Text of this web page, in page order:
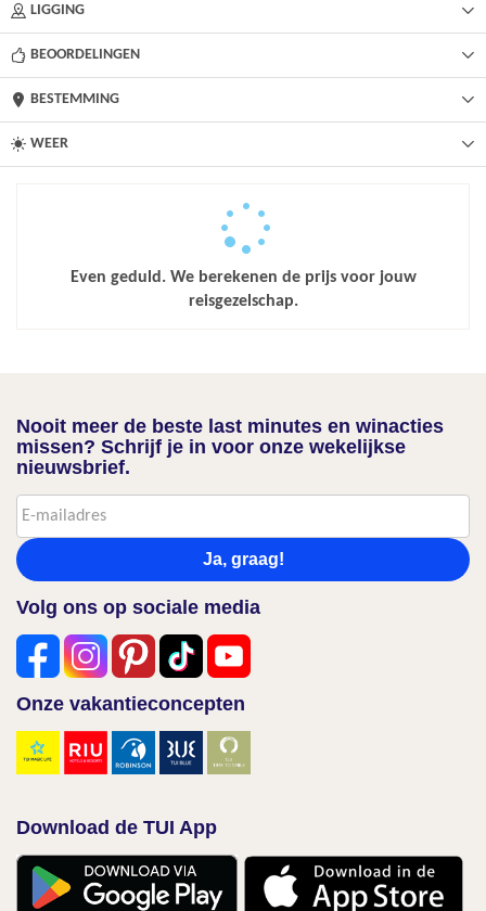
LIGGING
BEOORDELINGEN
BESTEMMING
WEER
Even geduld. We berekenen de prijs voor jouw
reisgezelschap.
Nooit meer de beste last minutes en winacties
missen? Schrijf je in voor onze wekelijkse
nieuwsbrief.
Ja, graag!
Volg ons op sociale media
Onze vakantieconcepten
Download de TUI App